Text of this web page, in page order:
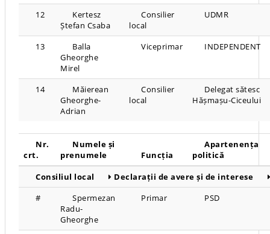
12
Kertesz
Ștefan Csaba
Consilier
local
UDMR
13
Balla
Gheorghe
Mirel
Viceprimar INDEPENDENT
14
Măierean
Gheorghe-
Adrian
Consilier
local
Delegat sătesc
Hășmașu-Ciceului
Consiliul local Declarații de avere și de interese
Nr.
crt.
Numele și
prenumele
Funcția
Apartenența
politică
#
Spermezan
Radu-
Gheorghe
Primar PSD